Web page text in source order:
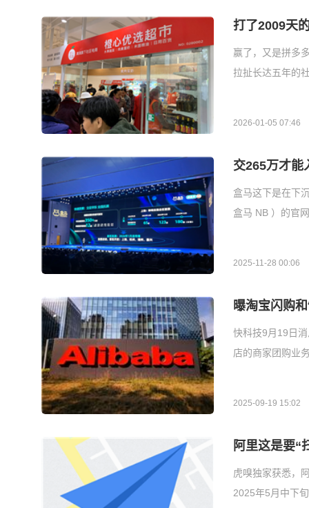
打了2009天
赢了，又是拼多
拉扯长达五年的
2026-01-05 07:46
交265万才能
盒马这下是在下
盒马 NB ）的官
2025-11-28 00:06
曝淘宝闪购
快科技9月19日
店的商家团购业
2025-09-19 15:02
阿里这是要“
虎嗅独家获悉，
2025年5月中下